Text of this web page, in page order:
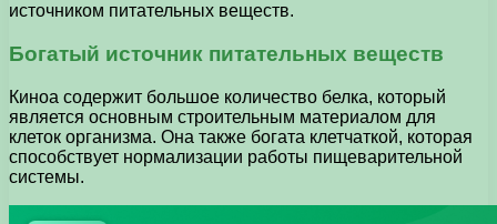
источником питательных веществ.
Богатый источник питательных веществ
Киноа содержит большое количество белка, который
является основным строительным материалом для
клеток организма. Она также богата клетчаткой, которая
способствует нормализации работы пищеварительной
системы.